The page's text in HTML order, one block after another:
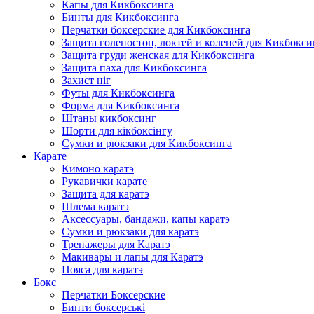
Капы для Кикбоксинга
Бинты для Кикбоксинга
Перчатки боксерские для Кикбоксинга
Защита голеностоп, локтей и коленей для
Защита груди женская для Кикбоксинга
Защита паха для Кикбоксинга
Захист ніг
Футы для Кикбоксинга
Форма для Кикбоксинга
Штаны кикбоксинг
Шорти для кікбоксінгу
Сумки и рюкзаки для Кикбоксинга
Карате
Кимоно каратэ
Рукавички карате
Защита для каратэ
Шлема каратэ
Аксессуары, бандажи, капы каратэ
Сумки и рюкзаки для каратэ
Тренажеры для Каратэ
Макивары и лапы для Каратэ
Пояса для каратэ
Бокс
Перчатки Боксерские
Бинти боксерські